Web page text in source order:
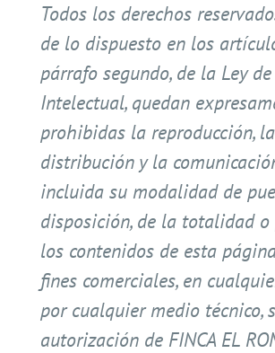
Todos los derechos
de lo dispuesto en los
párrafo segundo, de la Ley
Intelectual, quedan
prohibidas la reproducción, la
distribución y la
incluida su modalidad de
disposición, de la totalidad o
los contenidos de esta
fines comerciales, en
por cualquier medio técnico,
autorización de FINCA EL